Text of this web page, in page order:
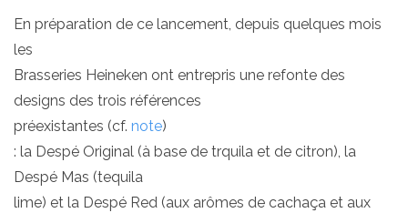
En préparation de ce lancement, depuis quelques mois
les
Brasseries Heineken ont entrepris une refonte des
designs des trois références
préexistantes (cf. note)
: la Despé Original (à base de trquila et de citron), la
Despé Mas (tequila
lime) et la Despé Red (aux arômes de cachaça et aux